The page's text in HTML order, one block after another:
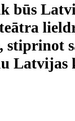
būs
stiprinot
Latvijas